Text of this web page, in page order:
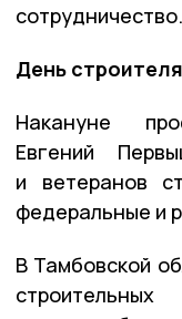
сотрудничество.
День
Накануне
Евгений
и ветеранов
федеральные и
В Тамбовской